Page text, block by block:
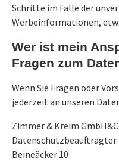
Schritte im Falle der
Werbeinformationen,
Wer ist mein
Fragen zum
Wenn Sie Fragen oder
jederzeit an unseren
Zimmer & Kreim
Datenschutzbeauftragter
Beineäcker 10